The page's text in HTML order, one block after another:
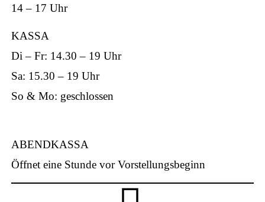
14 – 17 Uhr
KASSA
Di – Fr: 14.30 – 19 Uhr
Sa: 15.30 – 19 Uhr
So & Mo: geschlossen
ABENDKASSA
Öffnet eine Stunde vor Vorstellungsbeginn